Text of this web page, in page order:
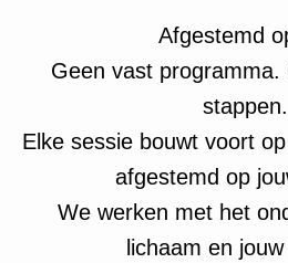
Afgestemd
Geen vast programma.
stappen.
Elke sessie bouwt voort
afgestemd op
We werken met het
lichaam en